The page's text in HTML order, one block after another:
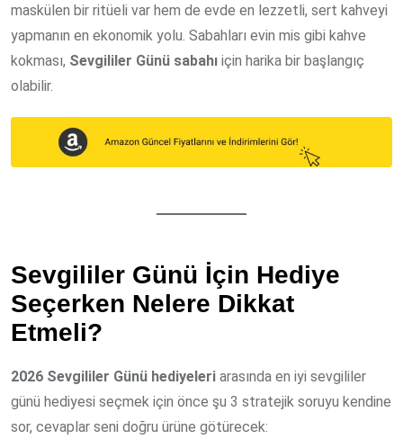
maskülen bir ritüeli var hem de evde en lezzetli, sert kahveyi
yapmanın en ekonomik yolu. Sabahları evin mis gibi kahve
kokması, Sevgililer Günü sabahı için harika bir başlangıç
olabilir.
Sevgililer Günü İçin Hediye
Seçerken Nelere Dikkat
Etmeli?
2026 Sevgililer Günü hediyeleri arasında en iyi sevgililer
günü hediyesi seçmek için önce şu 3 stratejik soruyu kendine
sor, cevaplar seni doğru ürüne götürecek: